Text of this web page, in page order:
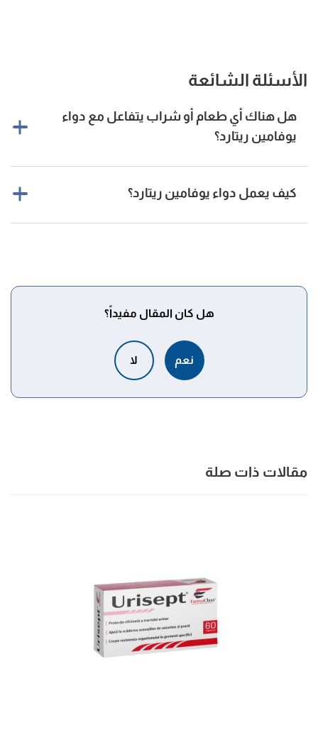
الأسئلة الشائعة
هل هناك أي طعام أو شراب يتفاعل مع دواء
يوفامين ريتارد؟
كيف يعمل دواء يوفامين ريتارد؟
هل كان المقال مفيداً؟
نعم لا
مقالات ذات صلة